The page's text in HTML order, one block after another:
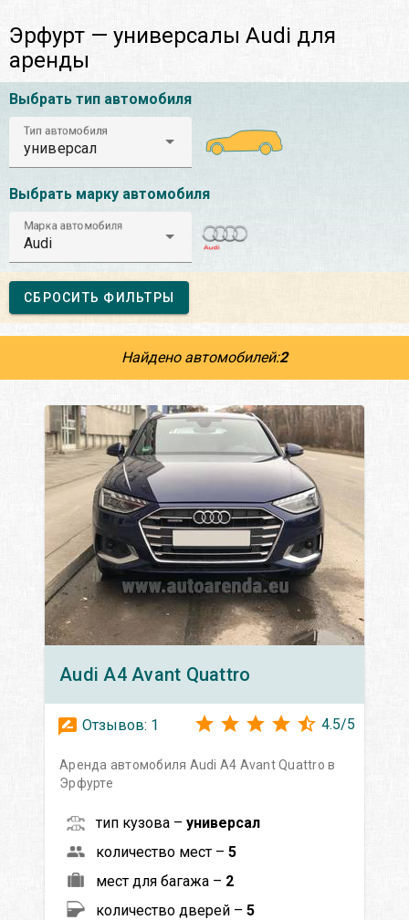
Эрфурт — универсалы Audi для
аренды
Выбрать тип автомобиля
Тип автомобиля
универсал
Выбрать марку автомобиля
Марка автомобиля
Audi
СБРОСИТЬ ФИЛЬТРЫ
Найдено автомобилей:2
Audi A4 Avant Quattro
Отзывов: 1 4.5/5
Аренда автомобиля Audi A4 Avant Quattro в
Эрфурте
тип кузова – универсал
количество мест – 5
мест для багажа – 2
количество дверей – 5